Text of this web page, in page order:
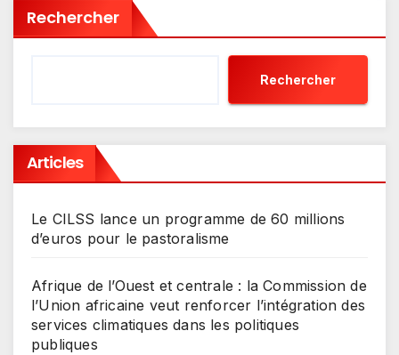
Rechercher
Rechercher
Articles
Le CILSS lance un programme de 60 millions
d’euros pour le pastoralisme
Afrique de l’Ouest et centrale : la Commission de
l’Union africaine veut renforcer l’intégration des
services climatiques dans les politiques
publiques